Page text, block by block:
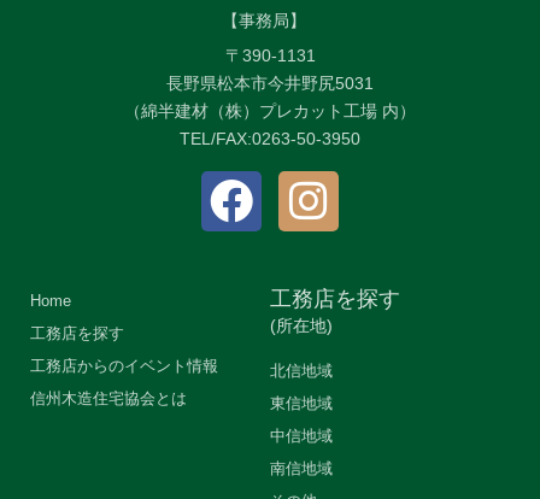
【事務局】
〒390-1131
長野県松本市今井野尻5031
（綿半建材（株）プレカット工場 内）
TEL/FAX:0263-50-3950
Home
工務店を探す
工務店からのイベント情報
信州木造住宅協会とは
工務店を探す
(所在地)
北信地域
東信地域
中信地域
南信地域